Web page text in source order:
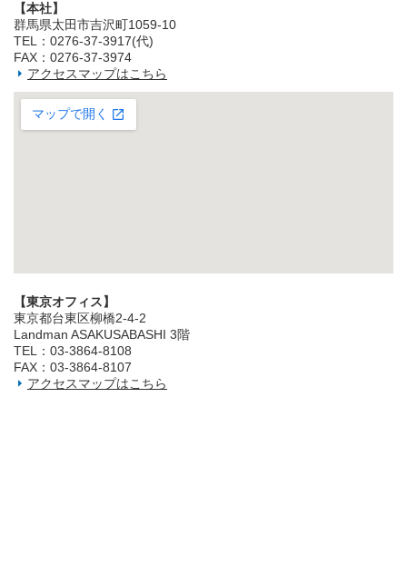
【本社】
群馬県太田市吉沢町1059-10
TEL：0276-37-3917(代)
FAX：0276-37-3974
アクセスマップはこちら
【東京オフィス】
東京都台東区柳橋2‐4‐2
Landman ASAKUSABASHI 3階
TEL：03‐3864‐8108
FAX：03‐3864‐8107
アクセスマップはこちら